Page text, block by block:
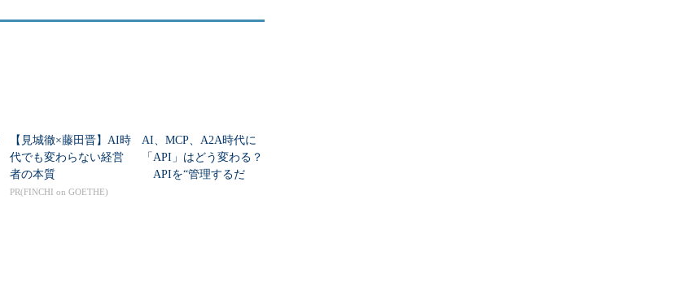
【見城徹×藤田晋】AI時
代でも変わらない経営
者の本質
PR(FINCHI on GOETHE)
AI、MCP、A2A時代に
「API」はどう変わる？
APIを“管理するだ